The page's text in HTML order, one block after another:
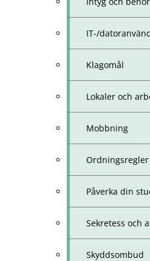
IT-/
Klagomål
Lokaler och
Mobbning
Ordningsregler
Påverka din
Sekretess och
Skyddsombud